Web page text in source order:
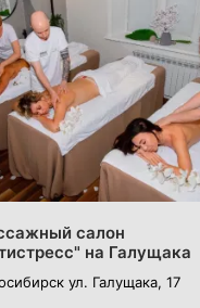
салон
на Галущака
ул. ​Галущака, 17